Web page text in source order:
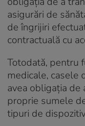
asigurări de
de îngrijiri
contractuală cu
Totodată, pentru
medicale, casele
avea obligația de
proprie sumele
tipuri de